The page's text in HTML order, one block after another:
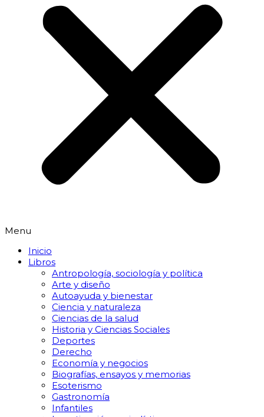
Menu
Inicio
Libros
Antropología, sociología y política
Arte y diseño
Autoayuda y bienestar
Ciencia y naturaleza
Ciencias de la salud
Historia y Ciencias Sociales
Deportes
Derecho
Economía y negocios
Biografías, ensayos y memorias
Esoterismo
Gastronomía
Infantiles